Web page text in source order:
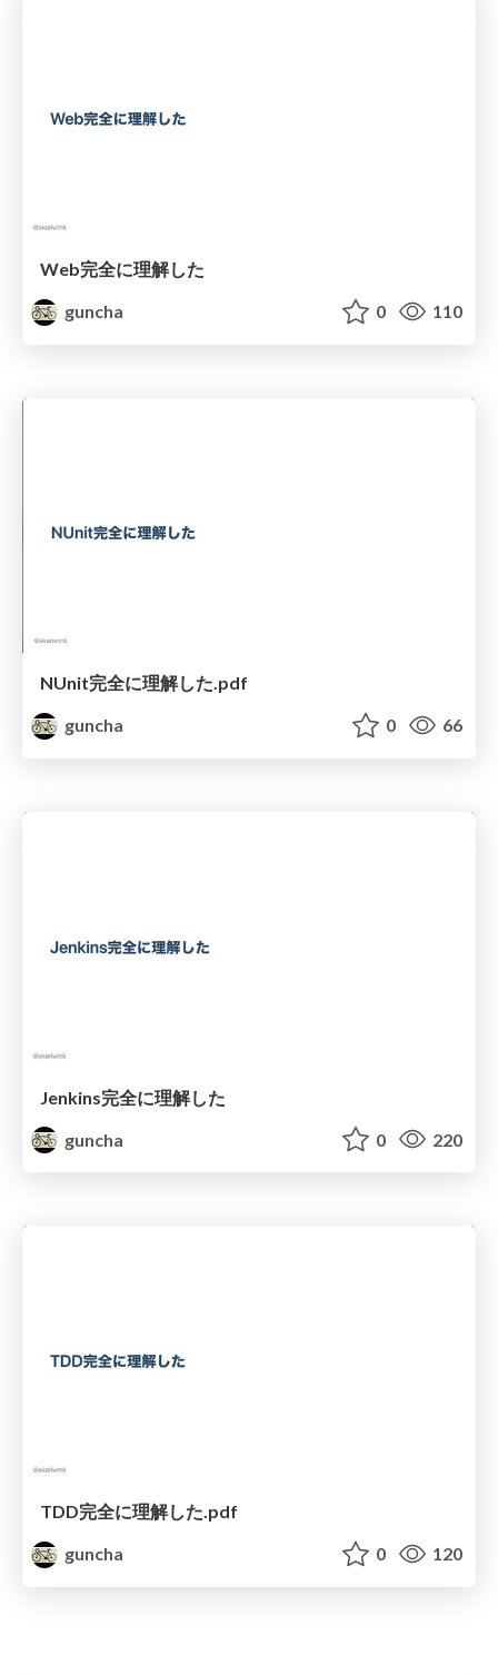
Web完全に理解した
guncha
0 110
NUnit完全に理解した.pdf
guncha
0 66
Jenkins完全に理解した
guncha
0 220
TDD完全に理解した.pdf
guncha
0 120